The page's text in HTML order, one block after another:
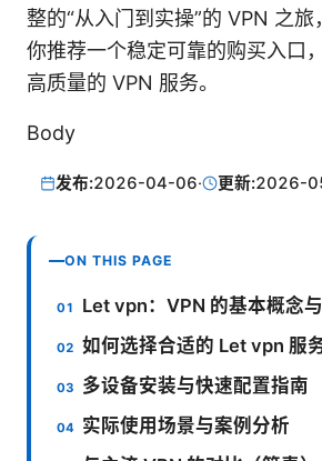
整的“从入门到实操”的 VPN 之
你推荐一个稳定可靠的购买入口
高质量的 VPN 服务。
Body
发布:2026-04-06· 更新:2026-
ON THIS PAGE
Let vpn：VPN 的基本概念
如何选择合适的 Let vpn 服
多设备安装与快速配置指南
实际使用场景与案例分析